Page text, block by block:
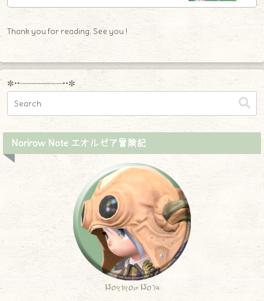
Thank you for reading. See you !
✼••┈┈┈┈┈┈┈┈┈••✼
Norirow Note エオルゼア冒険記
Norirow Note